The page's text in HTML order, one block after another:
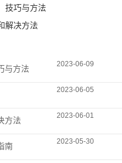
技巧与方法
解决方法
与方法 2023-06-09
2023-06-05
方法 2023-06-01
南 2023-05-30